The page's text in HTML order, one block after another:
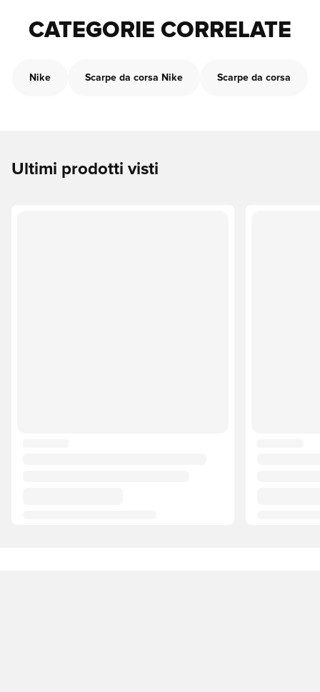
CATEGORIE CORRELATE
Nike Scarpe da corsa Nike Scarpe da corsa
Ultimi prodotti visti